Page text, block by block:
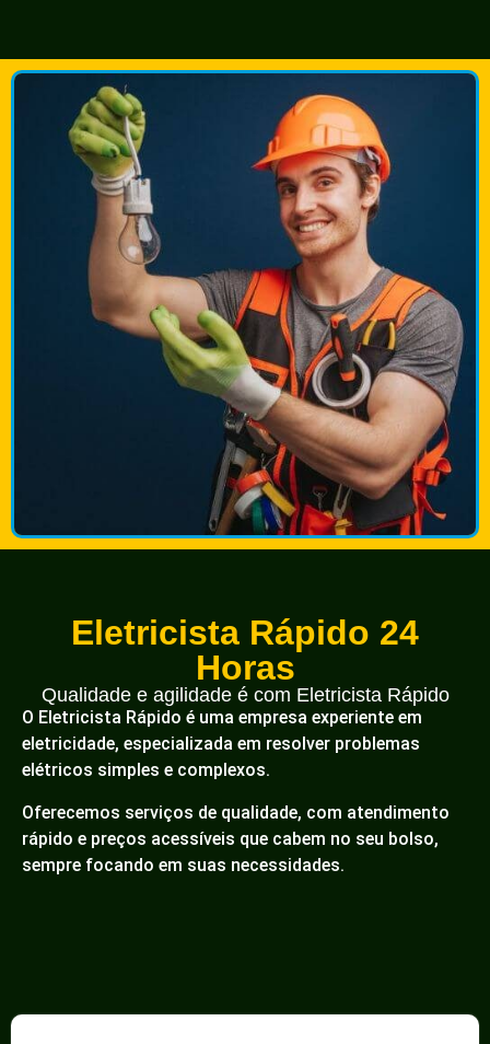
Eletricista Rápido 24
Horas
Qualidade e agilidade é com Eletricista Rápido
O Eletricista Rápido é uma empresa experiente em
eletricidade, especializada em resolver problemas
elétricos simples e complexos.
Oferecemos serviços de qualidade, com atendimento
rápido e preços acessíveis que cabem no seu bolso,
sempre focando em suas necessidades.